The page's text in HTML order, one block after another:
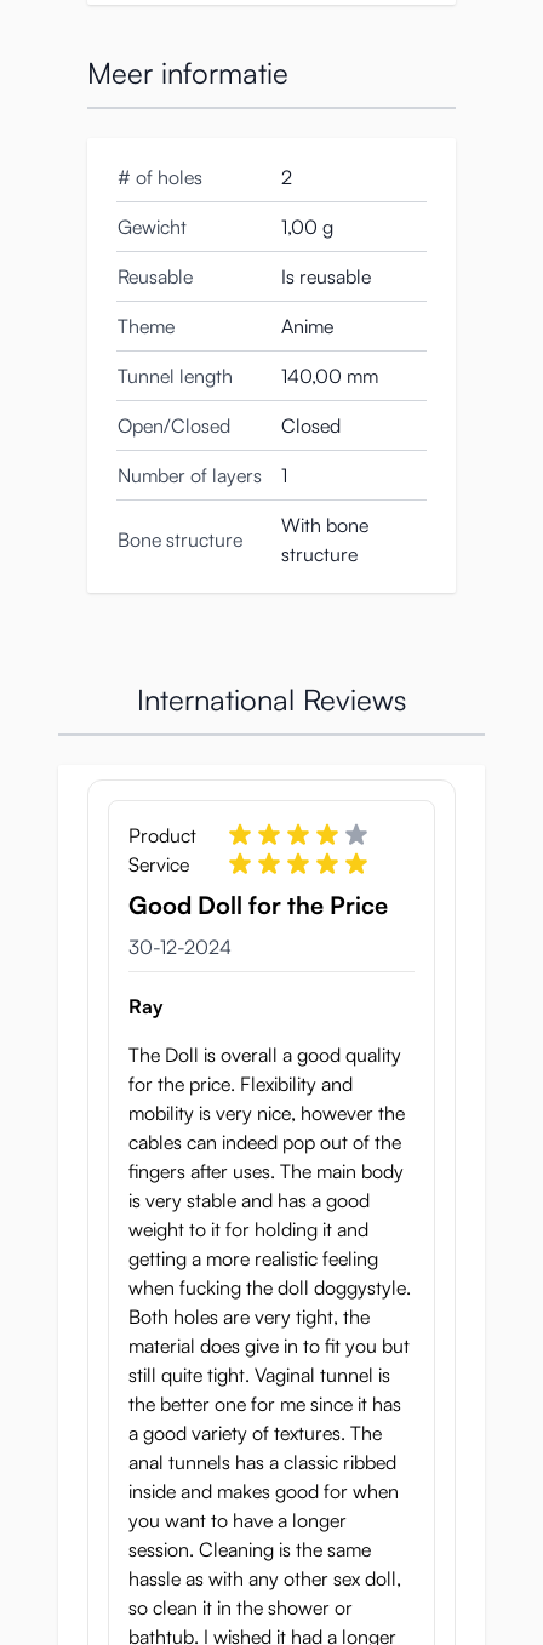
Meer informatie
# of holes 2
Gewicht 1,00 g
Reusable Is reusable
Theme Anime
Tunnel length 140,00 mm
Open/Closed Closed
Number of layers 1
Bone structure
With bone
structure
International Reviews
Product
Service
Good Doll for the Price
30 december 2024
30-12-2024
Ray
The Doll is overall a good quality
for the price. Flexibility and
mobility is very nice, however the
cables can indeed pop out of the
fingers after uses. The main body
is very stable and has a good
weight to it for holding it and
getting a more realistic feeling
when fucking the doll doggystyle.
Both holes are very tight, the
material does give in to fit you but
still quite tight. Vaginal tunnel is
the better one for me since it has
a good variety of textures. The
anal tunnels has a classic ribbed
inside and makes good for when
you want to have a longer
session. Cleaning is the same
hassle as with any other sex doll,
so clean it in the shower or
bathtub. I wished it had a longer